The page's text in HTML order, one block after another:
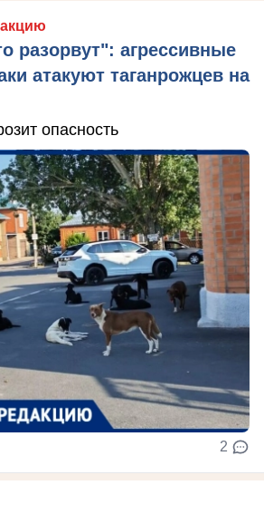
разорвут": агрессивные
атакуют таганрожцев на
опасность
2